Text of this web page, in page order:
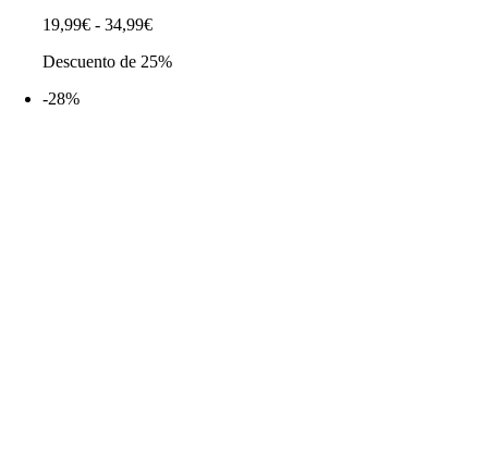
19,99€ - 34,99€Rango
precios:
Descuento de 25%
-28%